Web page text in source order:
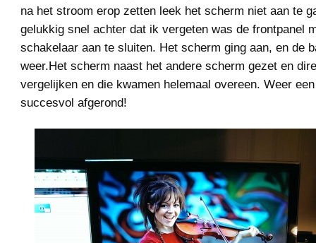
na het stroom erop zetten leek het scherm niet aan te
gelukkig snel achter dat ik vergeten was de frontpanel
schakelaar aan te sluiten. Het scherm ging aan, en de
weer.Het scherm naast het andere scherm gezet en
vergelijken en die kwamen helemaal overeen. Weer
succesvol afgerond!